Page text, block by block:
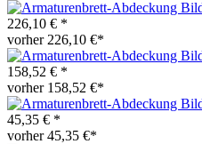
226,10 € *
vorher 226,10 €*
158,52 € *
vorher 158,52 €*
45,35 € *
vorher 45,35 €*